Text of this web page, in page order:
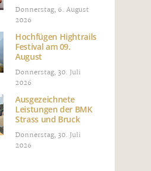
Donnerstag, 6. August
2026
Hochfügen Hightrails
Festival am 09.
August
Donnerstag, 30. Juli
2026
Ausgezeichnete
Leistungen der BMK
Strass und Bruck
Donnerstag, 30. Juli
2026